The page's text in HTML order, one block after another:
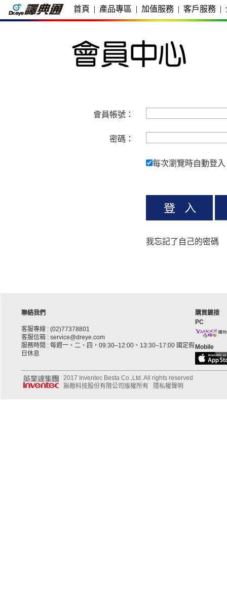
首頁 | 產品專區 | 加值服務 | 客戶服務 |
會員帳號：
密碼：
每次瀏覽時自動登入
我忘記了自己的密碼
聯絡我們
客服專線 : (02)77378801
客服信箱 : service@dreye.com
服務時間 : 每週一、二、四，09:30–12:00、13:30–17:00 國定假
日休息
購買鏈接
PC
Mobile
2017 Inventec Besta Co.,Ltd. All rights reserved
無敵科技股份有限公司版權所有
隱私權聲明